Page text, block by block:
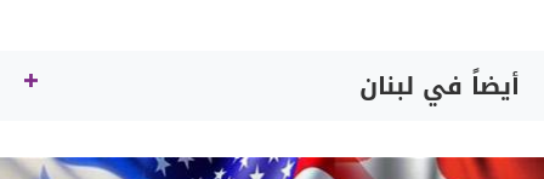
أيضاً في لبنان